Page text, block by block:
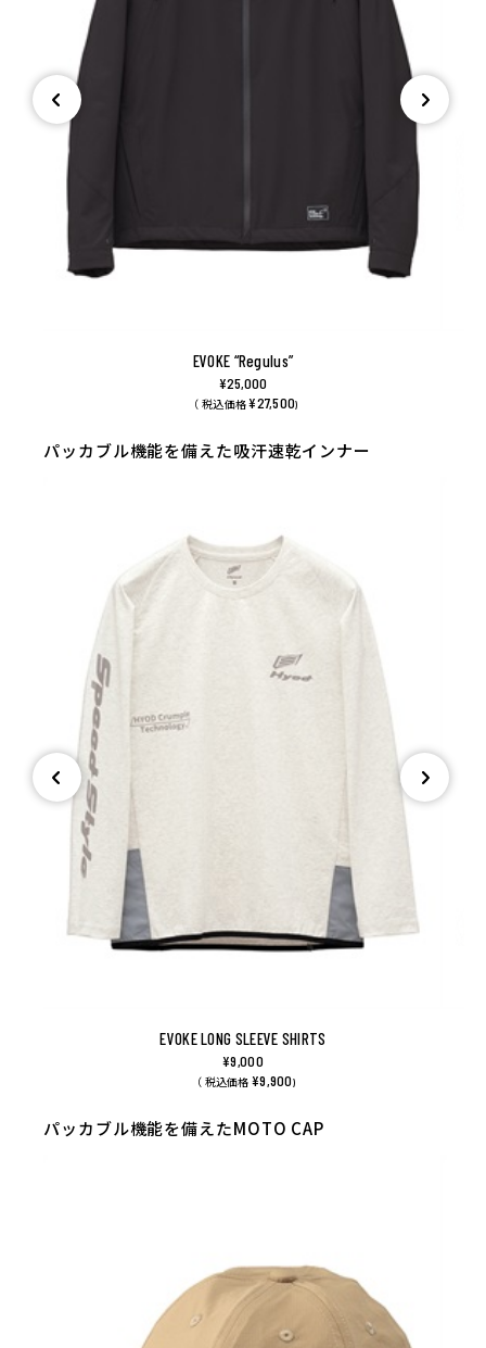
EVOKE “Regulus”
¥25,000
（ 税込価格¥27,500)
パッカブル機能を備えた吸汗速乾インナー
EVOKE LONG SLEEVE SHIRTS
¥9,000
（ 税込価格 ¥9,900)
パッカブル機能を備えたMOTO CAP